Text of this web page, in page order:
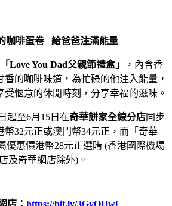
咖啡蛋卷 給爸爸注滿能量
「Love You Dad父親節禮盒」
，內含香
香的咖啡味道，為忙碌的他注入能量，
受愜意的休閒時刻，分享幸福的滋味。
起至6月15日在奇華餅家全線分店同步
幣32元正或澳門幣34元正，而「奇華
優惠價港幣28元正選購 (香港國際機場
及奇華網店除外)。
店： https://bit.ly/3GyOHwl